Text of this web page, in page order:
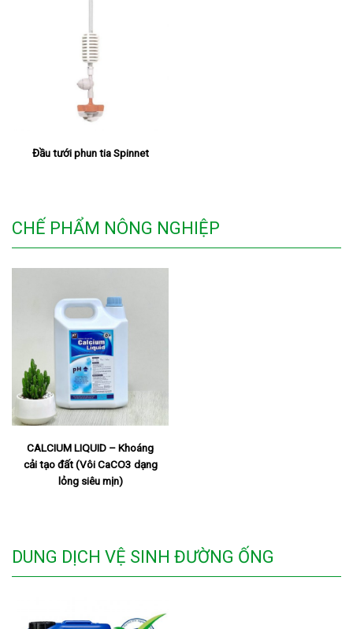
Đầu tưới phun tia Spinnet
CHẾ PHẨM NÔNG NGHIỆP
CALCIUM LIQUID – Khoáng
cải tạo đất (Vôi CaCO3 dạng
lỏng siêu mịn)
DUNG DỊCH VỆ SINH ĐƯỜNG ỐNG